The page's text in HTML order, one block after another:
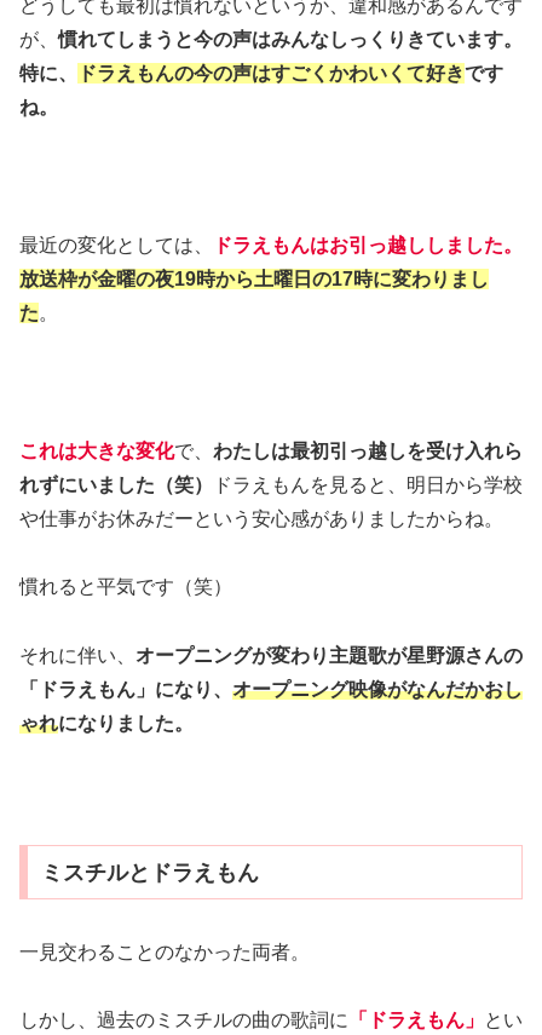
どうしても最初は慣れないというか、違和感があるんです
が、慣れてしまうと今の声はみんなしっくりきています。
特に、
ドラえもんの今の声はすごくかわいくて好きです
ね。
最近の変化としては、
ドラえもんはお引っ越ししました。
放送枠が金曜の夜19時から土曜日の17時に変わりまし
た。
これは大きな変化で、 わたしは最初引っ越しを受け入れら
れずにいました（笑）
ドラえもんを見ると、明日から学校
や仕事がお休みだーという安心感がありましたからね。
慣れると平気です（笑）
それに伴い、 オープニングが変わり主題歌が星野源さんの
「ドラえもん」になり、 オープニング映像がなんだかおし
ゃれになりました。
ミスチルとドラえもん
一見交わることのなかった両者。
しかし、過去のミスチルの曲の歌詞に 「ドラえもん」 とい